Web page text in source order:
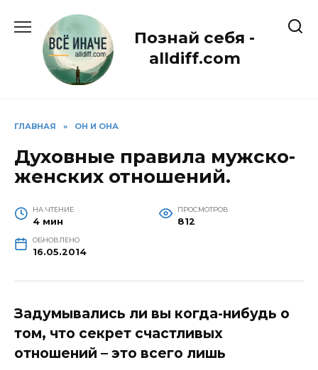
содержанию
Познай себя -
alldiff.com
ГЛАВНАЯ » ОН И ОНА
Духовные правила мужско-
женских отношений.
НА ЧТЕНИЕ
4 мин
ПРОСМОТРОВ
812
ОБНОВЛЕНО
16.05.2014
Задумывались ли вы когда-нибудь о
том, что секрет счастливых
отношений – это всего лишь